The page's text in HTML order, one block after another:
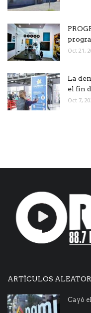
Oct 21,
La
el fin
Oct 7,
ARTÍCULOS
Cayó